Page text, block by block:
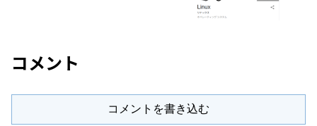
コメント
コメントを書き込む